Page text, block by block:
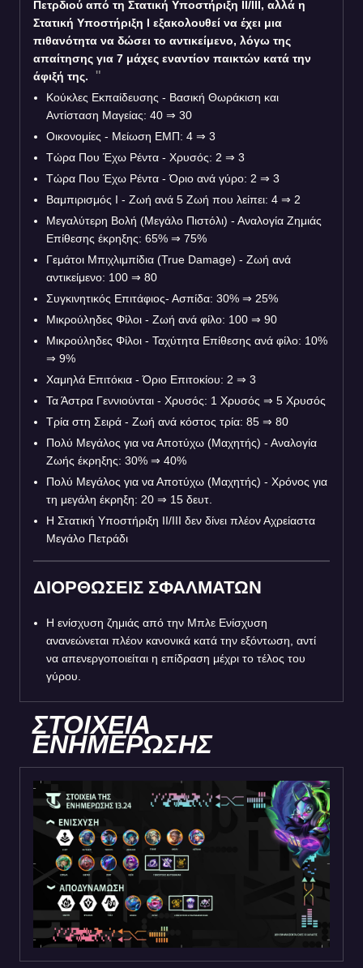
Πετρδιού από τη Στατική Υποστήριξη II/III, αλλά η
Στατική Υποστήριξη I εξακολουθεί να έχει μια
πιθανότητα να δώσει το αντικείμενο, λόγω της
απαίτησης για 7 μάχες εναντίον παικτών κατά την
άφιξή της.
Κούκλες Εκπαίδευσης - Βασική Θωράκιση και
Αντίσταση Μαγείας: 40 ⇒ 30
Οικονομίες - Μείωση ΕΜΠ: 4 ⇒ 3
Τώρα Που Έχω Ρέντα - Χρυσός: 2 ⇒ 3
Τώρα Που Έχω Ρέντα - Όριο ανά γύρο: 2 ⇒ 3
Βαμπιρισμός I - Ζωή ανά 5 Ζωή που λείπει: 4 ⇒ 2
Μεγαλύτερη Βολή (Μεγάλο Πιστόλι) - Αναλογία Ζημιάς
Επίθεσης έκρηξης: 65% ⇒ 75%
Γεμάτοι Μπιχλιμπίδια (True Damage) - Ζωή ανά
αντικείμενο: 100 ⇒ 80
Συγκινητικός Επιτάφιος- Ασπίδα: 30% ⇒ 25%
Μικρούληδες Φίλοι - Ζωή ανά φίλο: 100 ⇒ 90
Μικρούληδες Φίλοι - Ταχύτητα Επίθεσης ανά φίλο: 10%
⇒ 9%
Χαμηλά Επιτόκια - Όριο Επιτοκίου: 2 ⇒ 3
Τα Άστρα Γεννιούνται - Χρυσός: 1 Χρυσός ⇒ 5 Χρυσός
Τρία στη Σειρά - Ζωή ανά κόστος τρία: 85 ⇒ 80
Πολύ Μεγάλος για να Αποτύχω (Μαχητής) - Αναλογία
Ζωής έκρηξης: 30% ⇒ 40%
Πολύ Μεγάλος για να Αποτύχω (Μαχητής) - Χρόνος για
τη μεγάλη έκρηξη: 20 ⇒ 15 δευτ.
Η Στατική Υποστήριξη II/III δεν δίνει πλέον Αχρείαστα
Μεγάλο Πετράδι
ΔΙΟΡΘΩΣΕΙΣ ΣΦΑΛΜΑΤΩΝ
Η ενίσχυση ζημιάς από την Μπλε Ενίσχυση
ανανεώνεται πλέον κανονικά κατά την εξόντωση, αντί
να απενεργοποιείται η επίδραση μέχρι το τέλος του
γύρου.
ΣΤΟΙΧΕΙΑ
ΕΝΗΜΕΡΩΣΗΣ